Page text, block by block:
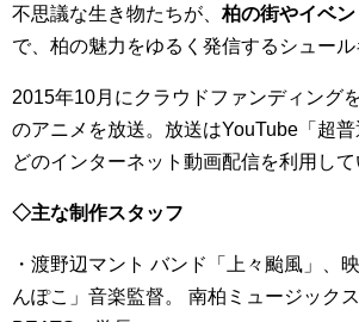
不思議な生き物たちが、柏の街やイベン
で、柏の魅力をゆるく発信するシュール
2015年10月にクラウドファンディング
のアニメを放送。放送はYouTube「超
どのインターネット動画配信を利用して
◇主な制作スタッフ
・渡野辺マント バンド「上々颱風」、
んぽこ」音楽監督。 南柏ミュージック